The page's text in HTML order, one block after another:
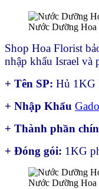
Nước Dưỡng
Shop Hoa Florist
nhập khẩu Israel và
+ Tên SP: Hủ 1KG
+ Nhập Khẩu
+ Thành phần
+ Đóng gói: 1KG
Nước Dưỡng